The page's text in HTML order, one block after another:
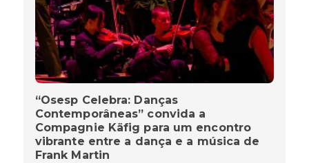
“Osesp Celebra: Danças
Contemporâneas” convida a
Compagnie Käfig para um encontro
vibrante entre a dança e a música de
Frank Martin